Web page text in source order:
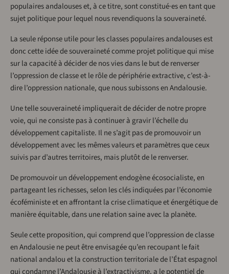
populaires andalouses et, à ce titre, sont constitué·es en tant que
sujet politique pour lequel nous revendiquons la souveraineté.
La seule réponse utile pour les classes populaires andalouses est
donc cette idée de souveraineté comme projet politique qui mise
sur la capacité à décider de nos vies dans le but de renverser
l’oppression de classe et le rôle de périphérie extractive, c’est-à-
dire l’oppression nationale, que nous subissons en Andalousie.
Une telle souveraineté impliquerait de décider de notre propre
voie, qui ne consiste pas à continuer à gravir l’échelle du
développement capitaliste. Il ne s’agit pas de promouvoir un
développement avec les mêmes valeurs et paramètres que ceux
suivis par d’autres territoires, mais plutôt de le renverser.
De promouvoir un développement endogène écosocialiste, en
partageant les richesses, selon les clés indiquées par l’économie
écoféministe et en affrontant la crise climatique et énergétique de
manière équitable, dans une relation saine avec la planète.
Seule cette proposition, qui comprend que l’oppression de classe
en Andalousie ne peut être envisagée qu’en recoupant le fait
national andalou et la construction territoriale de l’État espagnol
qui condamne l’Andalousie à l’extractivisme, a le potentiel de